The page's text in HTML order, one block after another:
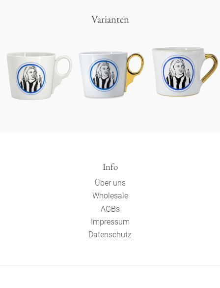
Lange Teller 'de Luxe'
Besteck
noch mehr Figuren
Varianten
Info
Über uns
Wholesale
AGBs
Impressum
Datenschutz